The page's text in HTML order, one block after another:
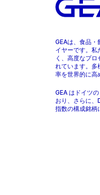
GEAは、食品・
イヤーです。私
く、高度なプ
れています。多
率を世界的に高
GEA はドイツ
おり、さらに
指数の構成銘柄